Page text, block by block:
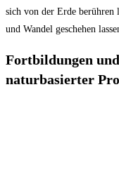
sich von der Erde berühren
und Wandel geschehen
Fortbildungen
naturbasierter